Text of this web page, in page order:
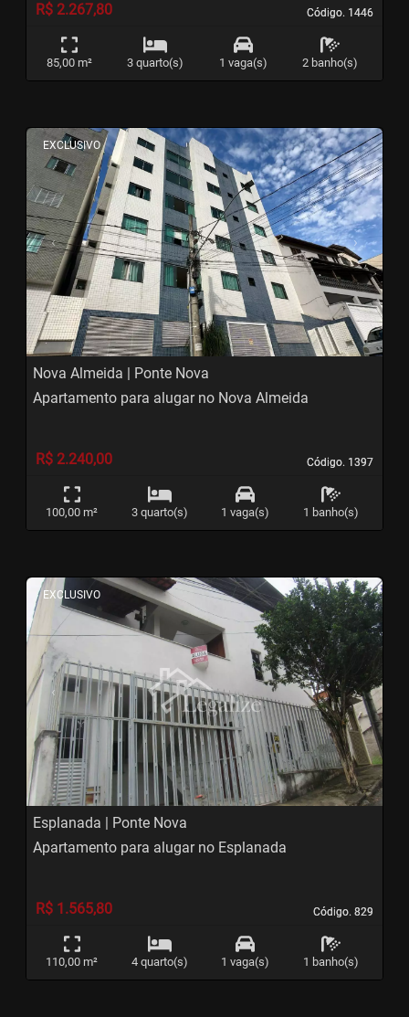
Código. 1446
Código. 1446
R$ 2.267,80
85,00 m² 3 quarto(s) 1 vaga(s) 2 banho(s)
EXCLUSIVO
< <<<
‹
Previous
›
Next
Nova Almeida | Ponte Nova
Código. 1397
Código. 1397
Apartamento para alugar no Nova Almeida
R$ 2.240,00
100,00 m² 3 quarto(s) 1 vaga(s) 1 banho(s)
EXCLUSIVO
< <<<
‹
Previous
›
Next
Esplanada | Ponte Nova
Código. 829
Código. 829
Apartamento para alugar no Esplanada
R$ 1.565,80
110,00 m² 4 quarto(s) 1 vaga(s) 1 banho(s)